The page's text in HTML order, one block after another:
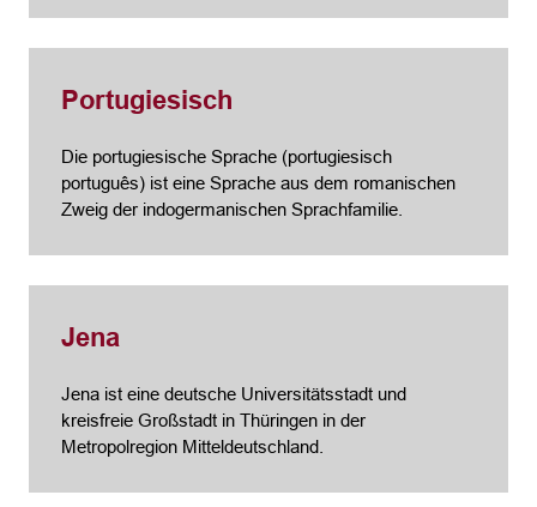
Portugiesisch
Die portugiesische Sprache (portugiesisch
português) ist eine Sprache aus dem romanischen
Zweig der indogermanischen Sprachfamilie.
Jena
Jena ist eine deutsche Universitätsstadt und
kreisfreie Großstadt in Thüringen in der
Metropolregion Mitteldeutschland.